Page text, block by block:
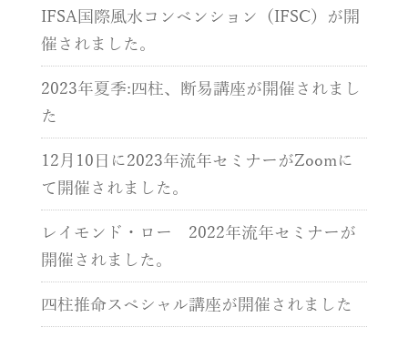
IFSA国際風水コンベンション（IFSC）が開
催されました。
2023年夏季:四柱、断易講座が開催されまし
た
12月10日に2023年流年セミナーがZoomに
て開催されました。
レイモンド・ロー 2022年流年セミナーが
開催されました。
四柱推命スペシャル講座が開催されました